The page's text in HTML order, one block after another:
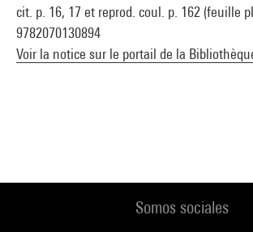
cit. p. 16, 17 et reprod. coul. p. 162 (feuille
9782070130894
Voir la notice sur le portail de la
Somos sociales